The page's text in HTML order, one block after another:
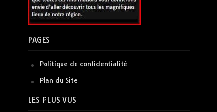
PAGES
Politique de confidentialité
Plan du Site
LES PLUS VUS